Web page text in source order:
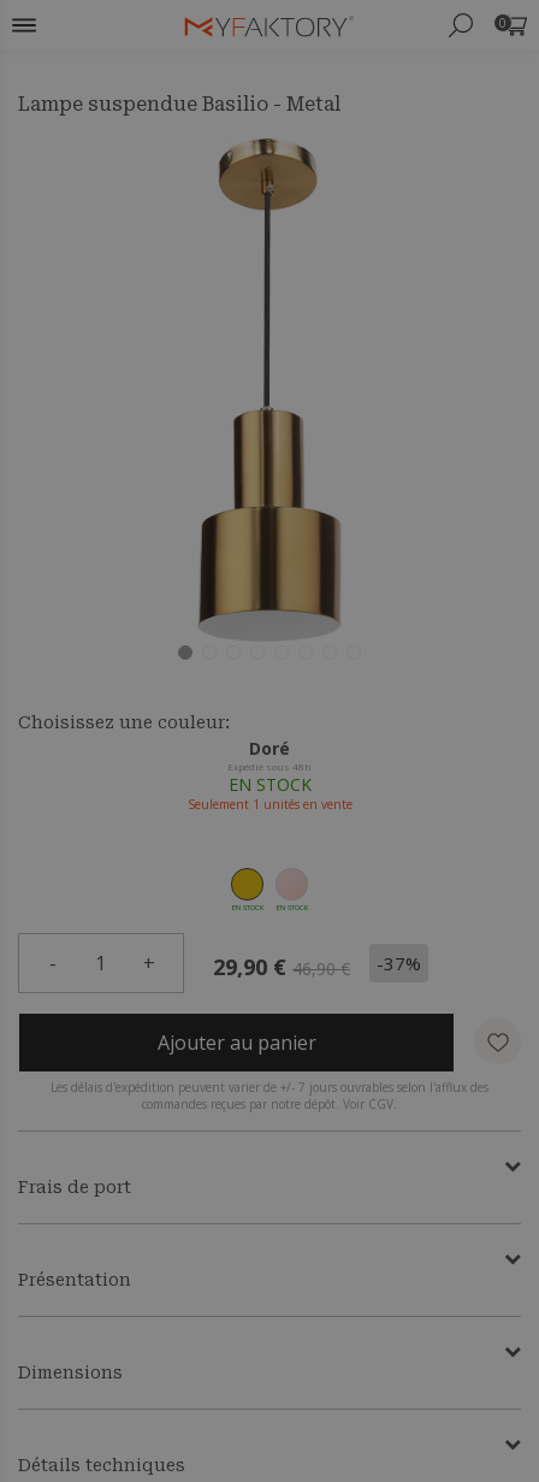
0
Lampe suspendue Basilio - Metal
Choisissez une couleur:
Doré
Expédié sous 48h
EN STOCK
Seulement 1 unités en vente
EN STOCK EN STOCK
- 1 + 29,90 € 46,90 € -37%
Ajouter au panier
Les délais d'expédition peuvent varier de +/- 7 jours ouvrables selon l'afflux des
commandes reçues par notre dépôt. Voir CGV.
Frais de port
Présentation
Dimensions
Détails techniques